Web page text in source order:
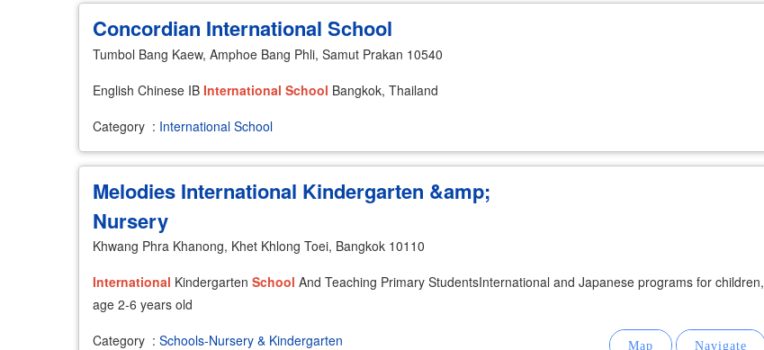
Concordian International School
Tumbol Bang Kaew, Amphoe Bang Phli, Samut Prakan 10540
English Chinese IB International School Bangkok, Thailand
Category : International School
Melodies International Kindergarten &amp;
Nursery
Khwang Phra Khanong, Khet Khlong Toei, Bangkok 10110
International Kindergarten School And Teaching Primary StudentsInternational and Japanese programs for children,
age 2-6 years old
Category : Schools-Nursery & Kindergarten